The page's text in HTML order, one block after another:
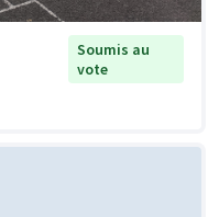
Soumis au
vote